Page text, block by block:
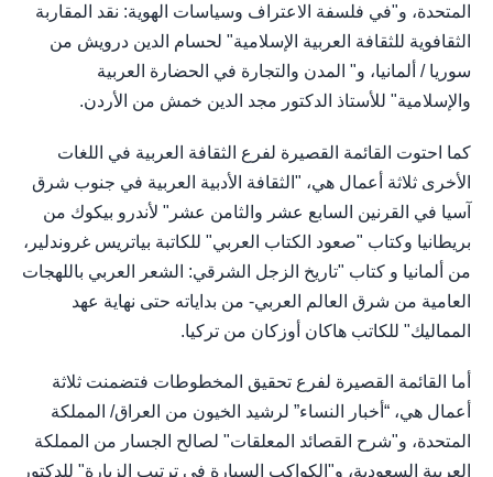
المتحدة، و"في فلسفة الاعتراف وسياسات الهوية: نقد المقاربة
الثقافوية للثقافة العربية الإسلامية" لحسام الدين درويش من
سوريا / ألمانيا، و" المدن والتجارة في الحضارة العربية
والإسلامية" للأستاذ الدكتور مجد الدين خمش من الأردن.
كما احتوت القائمة القصيرة لفرع الثقافة العربية في اللغات
الأخرى ثلاثة أعمال هي، "الثقافة الأدبية العربية في جنوب شرق
آسيا في القرنين السابع عشر والثامن عشر" لأندرو بيكوك من
بريطانيا وكتاب "صعود الكتاب العربي" للكاتبة بياتريس غروندلير،
من ألمانيا و كتاب "تاريخ الزجل الشرقي: الشعر العربي باللهجات
العامية من شرق العالم العربي- من بداياته حتى نهاية عهد
المماليك" للكاتب هاكان أوزكان من تركيا.
أما القائمة القصيرة لفرع تحقيق المخطوطات فتضمنت ثلاثة
أعمال هي، “أخبار النساء” لرشيد الخيون من العراق/ المملكة
المتحدة، و"شرح القصائد المعلقات" لصالح الجسار من المملكة
العربية السعودية، و"الكواكب السيارة في ترتيب الزيارة" للدكتور